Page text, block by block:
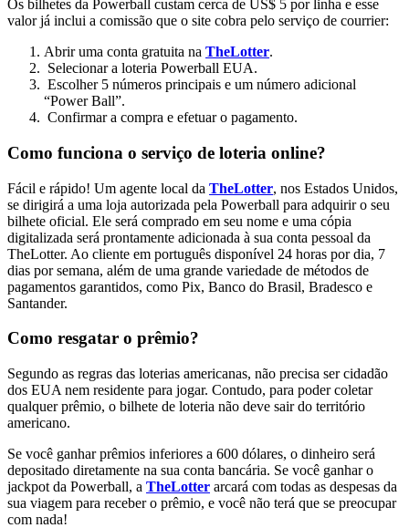
Os bilhetes da Powerball custam cerca de US$ 5 por linha e esse
valor já inclui a comissão que o site cobra pelo serviço de courrier:
Abrir uma conta gratuita na TheLotter.
Selecionar a loteria Powerball EUA.
Escolher 5 números principais e um número adicional
“Power Ball”.
Confirmar a compra e efetuar o pagamento.
Como funciona o serviço de loteria online?
Fácil e rápido! Um agente local da TheLotter, nos Estados Unidos,
se dirigirá a uma loja autorizada pela Powerball para adquirir o seu
bilhete oficial. Ele será comprado em seu nome e uma cópia
digitalizada será prontamente adicionada à sua conta pessoal da
TheLotter. Ao cliente em português disponível 24 horas por dia, 7
dias por semana, além de uma grande variedade de métodos de
pagamentos garantidos, como Pix, Banco do Brasil, Bradesco e
Santander.
Como resgatar o prêmio?
Segundo as regras das loterias americanas, não precisa ser cidadão
dos EUA nem residente para jogar. Contudo, para poder coletar
qualquer prêmio, o bilhete de loteria não deve sair do território
americano.
Se você ganhar prêmios inferiores a 600 dólares, o dinheiro será
depositado diretamente na sua conta bancária. Se você ganhar o
jackpot da Powerball, a TheLotter arcará com todas as despesas da
sua viagem para receber o prêmio, e você não terá que se preocupar
com nada!